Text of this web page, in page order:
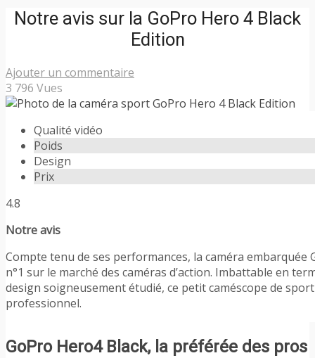
Notre avis sur la GoPro Hero 4 Black
Edition
Ajouter un commentaire
3 796 Vues
Qualité vidéo
Poids
Design
Prix
4.8
Notre avis
Compte tenu de ses performances, la caméra embarquée
n°1 sur le marché des caméras d’action. Imbattable en
design soigneusement étudié, ce petit caméscope de
professionnel.
GoPro Hero4 Black, la préférée des pros